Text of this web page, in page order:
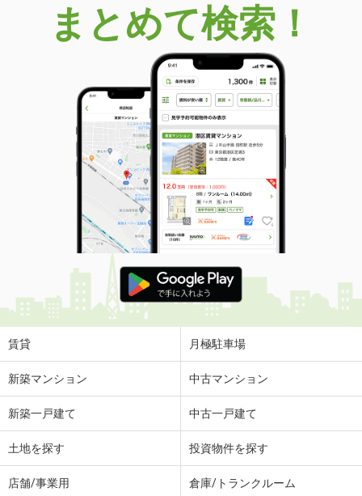
まとめて検索！
賃貸 月極駐車場
新築マンション 中古マンション
新築一戸建て 中古一戸建て
土地を探す 投資物件を探す
店舗/事業用 倉庫/トランクルーム